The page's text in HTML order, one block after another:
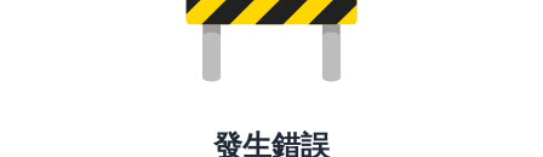
發生錯誤